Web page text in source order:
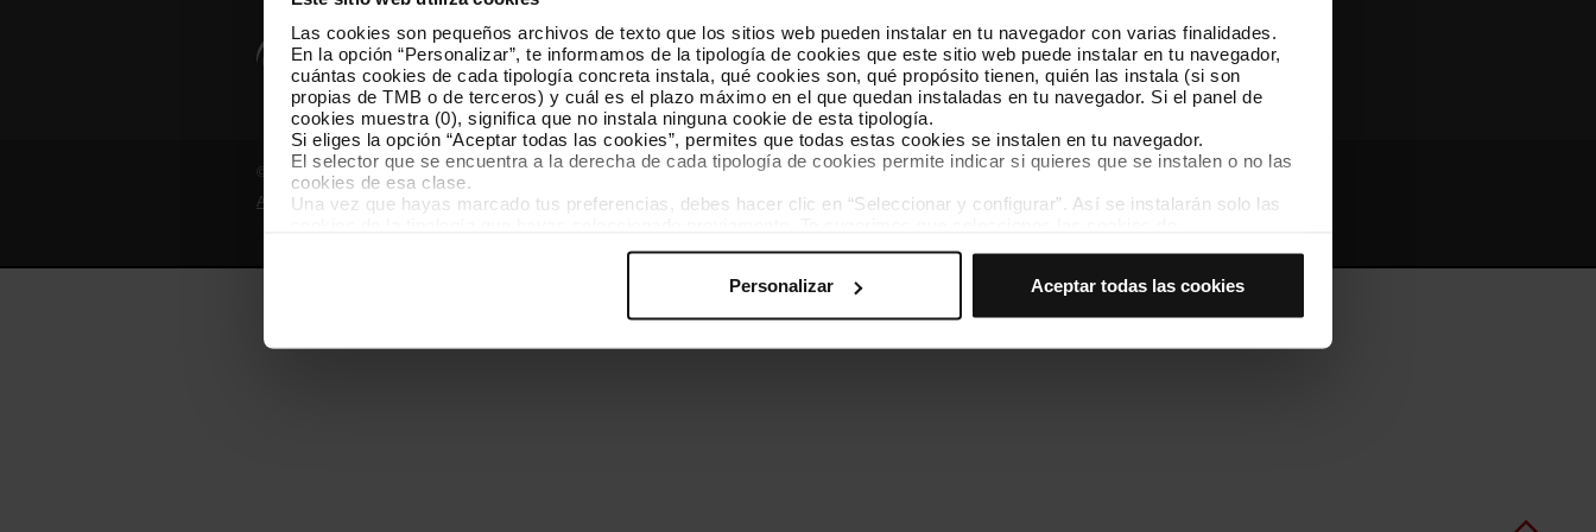
Las cookies son pequeños archivos de texto que los sitios web pueden instalar en tu navegador con varias finalidades.
En la opción “Personalizar”, te informamos de la tipología de cookies que este sitio web puede instalar en tu navegador,
cuántas cookies de cada tipología concreta instala, qué cookies son, qué propósito tienen, quién las instala (si son
propias de TMB o de terceros) y cuál es el plazo máximo en el que quedan instaladas en tu navegador. Si el panel de
cookies muestra (0), significa que no instala ninguna cookie de esta tipología.
Si eliges la opción “Aceptar todas las cookies”, permites que todas estas cookies se instalen en tu navegador.
El selector que se encuentra a la derecha de cada tipología de cookies permite indicar si quieres que se instalen o no las
cookies de esa clase.
Una vez que hayas marcado tus preferencias, debes hacer clic en “Seleccionar y configurar”. Así se instalarán solo las
personalización, porque permiten recordar tus opciones de navegación (como el idioma) y mejoran tu experiencia de
Las cookies necesarias son imprescindibles para el funcionamiento de la web y, por tanto, si no las aceptas, no puedes
“Gestor de cookies”, que encontrarás en el menú de la parte inferior de la web.
Personalizar Aceptar todas las cookies
Conócenos Contacta Otras webs de TMB
© Grupo TMB - Todos los derechos reservados
Aviso legal
Política de privacidad Política de cookies Gestor de cookies Accesibilidad Mapa web Webs de interés Intranet